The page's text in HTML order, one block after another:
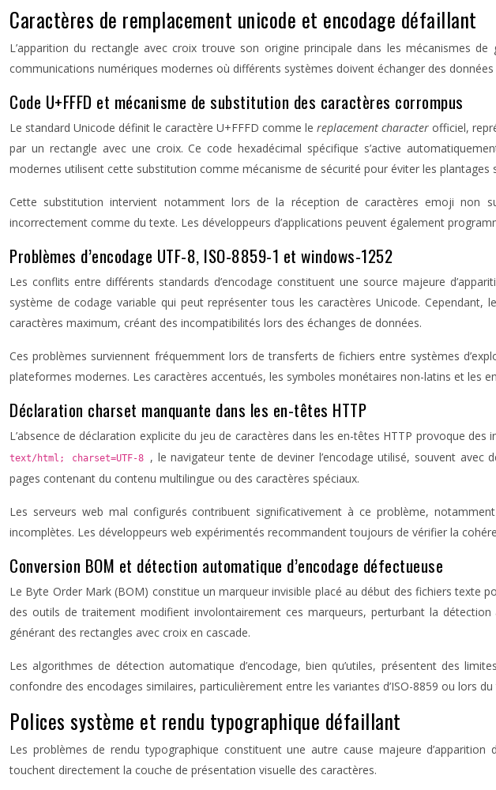
Caractères de remplacement unicode et encodage défaillant
L’apparition du rectangle avec croix trouve son origine principale dans les mécanismes
communications numériques modernes où différents systèmes doivent échanger des
Code U+FFFD et mécanisme de substitution des caractères corrompus
Le standard Unicode définit le caractère U+FFFD comme le replacement character officiel,
par un rectangle avec une croix. Ce code hexadécimal spécifique s’active
modernes utilisent cette substitution comme mécanisme de sécurité pour éviter les plantages
Cette substitution intervient notamment lors de la réception de caractères emoji non
incorrectement comme du texte. Les développeurs d’applications peuvent également
Problèmes d’encodage UTF-8, ISO-8859-1 et windows-1252
Les conflits entre différents standards d’encodage constituent une source majeure
système de codage variable qui peut représenter tous les caractères Unicode.
caractères maximum, créant des incompatibilités lors des échanges de données.
Ces problèmes surviennent fréquemment lors de transferts de fichiers entre systèmes
plateformes modernes. Les caractères accentués, les symboles monétaires non-latins et les
Déclaration charset manquante dans les en-têtes HTTP
L’absence de déclaration explicite du jeu de caractères dans les en-têtes HTTP provoque
text/html; charset=UTF-8 , le navigateur tente de deviner l’encodage utilisé, souvent
pages contenant du contenu multilingue ou des caractères spéciaux.
Les serveurs web mal configurés contribuent significativement à ce problème,
incomplètes. Les développeurs web expérimentés recommandent toujours de vérifier la
Conversion BOM et détection automatique d’encodage défectueuse
Le Byte Order Mark (BOM) constitue un marqueur invisible placé au début des fichiers texte
des outils de traitement modifient involontairement ces marqueurs, perturbant la
générant des rectangles avec croix en cascade.
Les algorithmes de détection automatique d’encodage, bien qu’utiles, présentent des
confondre des encodages similaires, particulièrement entre les variantes d’ISO-8859 ou lors
Polices système et rendu typographique défaillant
Les problèmes de rendu typographique constituent une autre cause majeure
touchent directement la couche de présentation visuelle des caractères.